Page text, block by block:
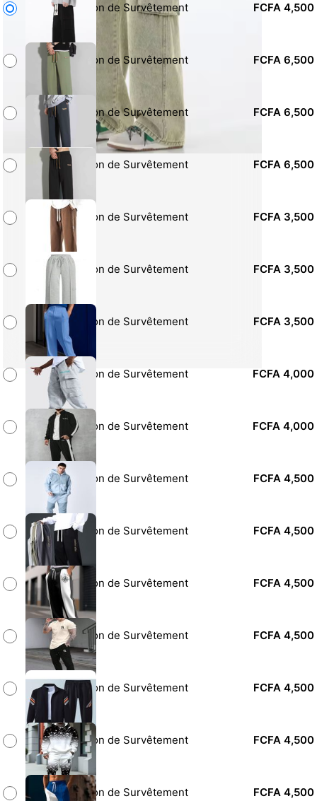
Pantalon de Survêtement FCFA 4,500
Pantalon de Survêtement FCFA 6,500
Pantalon de Survêtement FCFA 6,500
Pantalon de Survêtement FCFA 6,500
Pantalon de Survêtement FCFA 3,500
Pantalon de Survêtement FCFA 3,500
Pantalon de Survêtement FCFA 3,500
Pantalon de Survêtement FCFA 4,000
Pantalon de Survêtement FCFA 4,000
Pantalon de Survêtement FCFA 4,500
Pantalon de Survêtement FCFA 4,500
Pantalon de Survêtement FCFA 4,500
Pantalon de Survêtement FCFA 4,500
Pantalon de Survêtement FCFA 4,500
Pantalon de Survêtement FCFA 4,500
Pantalon de Survêtement FCFA 4,500